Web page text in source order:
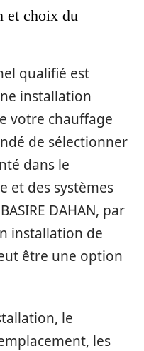
et choix du
qualifié est
installation
votre chauffage
de sélectionner
dans le
et des systèmes
DAHAN, par
installation de
être une option
le
les